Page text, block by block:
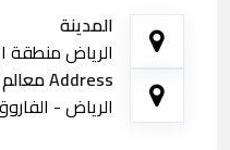
المدينة
الرياض منطقة
Address معالم الطريق
الرياض -